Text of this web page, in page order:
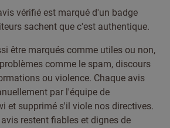
vérifié est marqué d'un badge
sachent que c'est authentique.
être marqués comme utiles ou non,
comme le spam, discours
ou violence. Chaque avis
par l'équipe de
et supprimé s'il viole nos directives.
restent fiables et dignes de